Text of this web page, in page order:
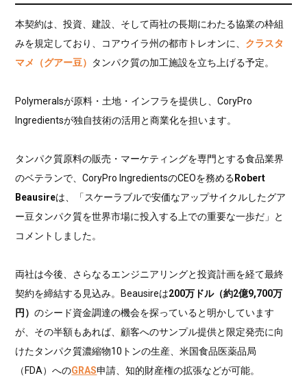
本契約は、投資、建設、そして両社の長期にわたる協業の枠組
みを規定しており、コアウイラ州の都市トレオンに、 クラスタ
マメ（グアー豆） タンパク質の加工施設を立ち上げる予定。
Polymeralsが原料・土地・インフラを提供し、CoryPro
Ingredientsが独自技術の活用と商業化を担います。
タンパク質原料の販売・マーケティングを専門とする食品業界
のベテランで、CoryPro IngredientsのCEOを務める Robert
Beausireは、「スケーラブルで安価なアップサイクルしたグア
ー豆タンパク質を世界市場に投入する上での重要な一歩だ」と
コメントしました。
両社は今後、さらなるエンジニアリングと投資計画を経て最終
契約を締結する見込み。Beausireは200万ドル（約2億9,700万
円）のシード資金調達の機会を探っていると明かしています
が、その半額もあれば、顧客へのサンプル提供と限定発売に向
けたタンパク質濃縮物10トンの生産、米国食品医薬品局
（FDA）へのGRAS申請、知的財産権の拡張などが可能。